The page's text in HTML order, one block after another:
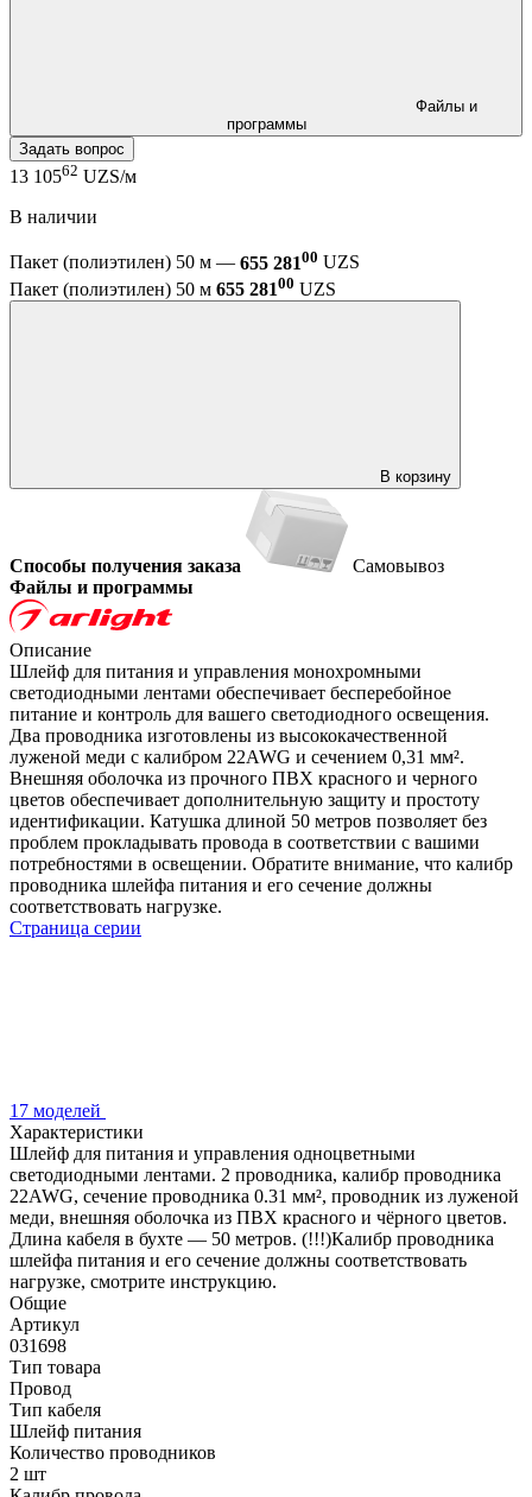
программы
Задать вопрос
13 10562 UZS/м
В наличии
Пакет (полиэтилен) 50 м — 655 28100 UZS
Пакет (полиэтилен) 50 м 655 28100 UZS
В корзину
Способы получения заказа
Самовывоз
Файлы и программы
Описание
Шлейф для питания и управления монохромными
светодиодными лентами обеспечивает бесперебойное
питание и контроль для вашего светодиодного освещения.
Два проводника изготовлены из высококачественной
луженой меди с калибром 22AWG и сечением 0,31 мм².
Внешняя оболочка из прочного ПВХ красного и черного
цветов обеспечивает дополнительную защиту и простоту
идентификации. Катушка длиной 50 метров позволяет без
проблем прокладывать провода в соответствии с вашими
потребностями в освещении. Обратите внимание, что калибр
проводника шлейфа питания и его сечение должны
соответствовать нагрузке.
Страница серии
17 моделей
Характеристики
Шлейф для питания и управления одноцветными
светодиодными лентами. 2 проводника, калибр проводника
22AWG, сечение проводника 0.31 мм², проводник из луженой
меди, внешняя оболочка из ПВХ красного и чёрного цветов.
Длина кабеля в бухте — 50 метров. (!!!)Калибр проводника
шлейфа питания и его сечение должны соответствовать
нагрузке, смотрите инструкцию.
Общие
Артикул
031698
Тип товара
Провод
Тип кабеля
Шлейф питания
Количество проводников
2 шт